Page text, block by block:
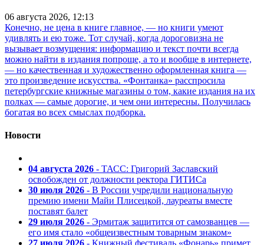
06 августа 2026, 12:13
Конечно, не цена в книге главное, — но книги умеют
удивлять и ею тоже. Тот случай, когда дороговизна не
вызывает возмущения: информацию и текст почти всегда
можно найти в издания попроще, а то и вообще в интернете,
— но качественная и художественно оформленная книга —
это произведение искусства. «Фонтанка» расспросила
петербургские книжные магазины о том, какие издания на их
полках — самые дорогие, и чем они интересны. Получилась
богатая во всех смыслах подборка.
Новости
04 августа 2026 - ТАСС: Григорий Заславский
освобожден от должности ректора ГИТИСа
30 июля 2026 - В России учредили национальную
премию имени Майи Плисецкой, лауреаты вместе
поставят балет
29 июля 2026 - Эрмитаж защитится от самозванцев —
его имя стало «общеизвестным товарным знаком»
27 июля 2026 - Книжный фестиваль «Фонарь» примет